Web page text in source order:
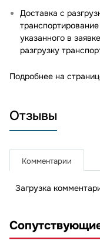
Доставка с
указанного в
разгрузку
Подробнее на
Отзывы
Комментарии
Загрузка